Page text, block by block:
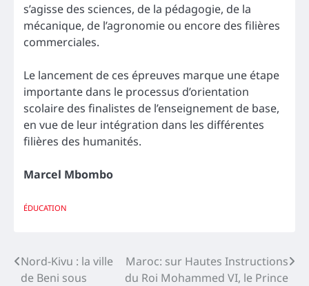
s’agisse des sciences, de la pédagogie, de la
mécanique, de l’agronomie ou encore des filières
commerciales.
Le lancement de ces épreuves marque une étape
importante dans le processus d’orientation
scolaire des finalistes de l’enseignement de base,
en vue de leur intégration dans les différentes
filières des humanités.
Marcel Mbombo
ÉDUCATION
Navigation
Nord-Kivu : la ville
de Beni sous
Maroc: sur Hautes Instructions
du Roi Mohammed VI, le Prince